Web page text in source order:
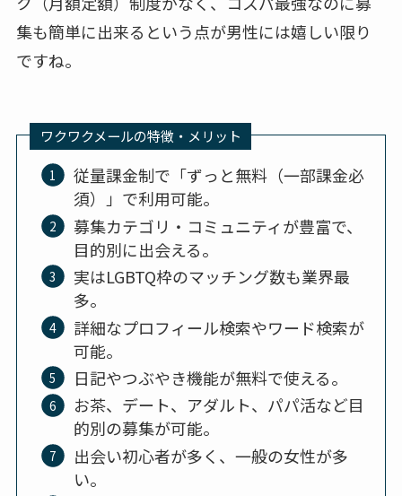
集も簡単に出来るという点が男性には嬉しい限り
ですね。
ワクワクメールの特徴・メリット
従量課金制で「ずっと無料（一部課金必
須）」で利用可能。
募集カテゴリ・コミュニティが豊富で、
目的別に出会える。
実はLGBTQ枠のマッチング数も業界最
多。
詳細なプロフィール検索やワード検索が
可能。
日記やつぶやき機能が無料で使える。
お茶、デート、アダルト、パパ活など目
的別の募集が可能。
出会い初心者が多く、一般の女性が多
い。